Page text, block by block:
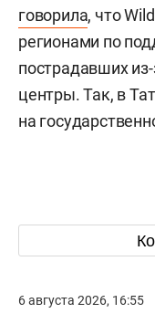
говорила, что
регионами по
пострадавших
центры. Так, в
на
6 августа 2026, 16:55